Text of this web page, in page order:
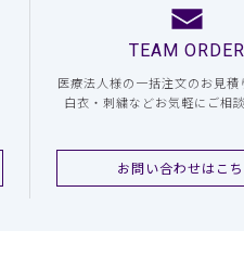
TEAM ORDER
医療法人様の一括注文のお見積
白衣・刺繍などお気軽にご相
お問い合わせはこ